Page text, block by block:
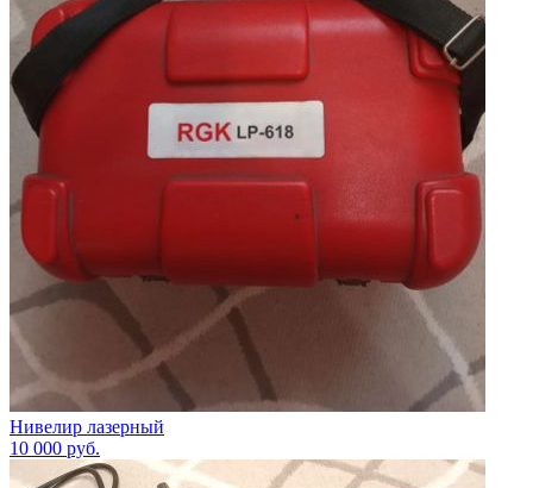
Нивелир лазерный
10 000 руб.